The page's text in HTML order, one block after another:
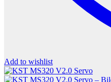
Add to wishlist